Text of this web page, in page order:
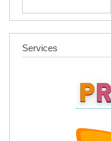
Services